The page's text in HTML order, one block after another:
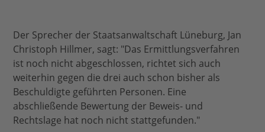
Der Sprecher der Staatsanwaltschaft Lüneburg, Jan
Christoph Hillmer, sagt: "Das Ermittlungsverfahren
ist noch nicht abgeschlossen, richtet sich auch
weiterhin gegen die drei auch schon bisher als
Beschuldigte geführten Personen. Eine
abschließende Bewertung der Beweis- und
Rechtslage hat noch nicht stattgefunden."